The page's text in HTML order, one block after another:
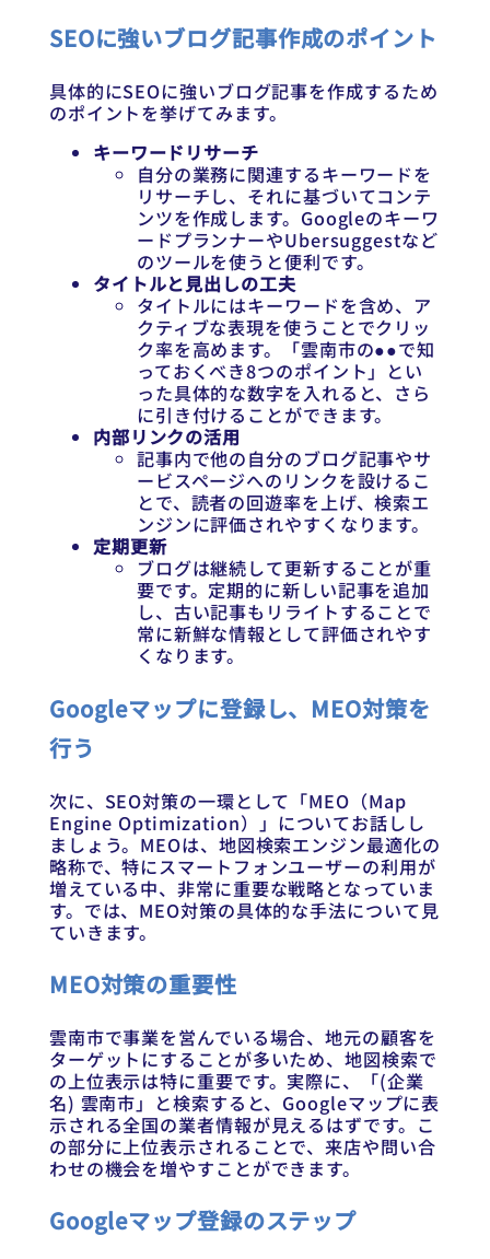
SEOに強いブログ記事作成のポイント
具体的にSEOに強いブログ記事を作成するため
のポイントを挙げてみます。
キーワードリサーチ
自分の業務に関連するキーワードを
リサーチし、それに基づいてコンテ
ンツを作成します。Googleのキーワ
ードプランナーやUbersuggestなど
のツールを使うと便利です。
タイトルと見出しの工夫
タイトルにはキーワードを含め、ア
クティブな表現を使うことでクリッ
ク率を高めます。「雲南市の●●で知
っておくべき8つのポイント」とい
った具体的な数字を入れると、さら
に引き付けることができます。
内部リンクの活用
記事内で他の自分のブログ記事やサ
ービスページへのリンクを設けるこ
とで、読者の回遊率を上げ、検索エ
ンジンに評価されやすくなります。
定期更新
ブログは継続して更新することが重
要です。定期的に新しい記事を追加
し、古い記事もリライトすることで
常に新鮮な情報として評価されやす
くなります。
Googleマップに登録し、MEO対策を
行う
次に、SEO対策の一環として「MEO（Map
Engine Optimization）」についてお話しし
ましょう。MEOは、地図検索エンジン最適化の
略称で、特にスマートフォンユーザーの利用が
増えている中、非常に重要な戦略となっていま
す。では、MEO対策の具体的な手法について見
ていきます。
MEO対策の重要性
雲南市で事業を営んでいる場合、地元の顧客を
ターゲットにすることが多いため、地図検索で
の上位表示は特に重要です。実際に、「(企業
名) 雲南市」と検索すると、Googleマップに表
示される全国の業者情報が見えるはずです。こ
の部分に上位表示されることで、来店や問い合
わせの機会を増やすことができます。
Googleマップ登録のステップ